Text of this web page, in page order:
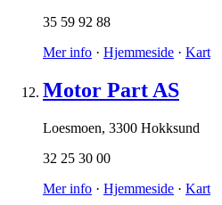
35 59 92 88
Mer info · Hjemmeside · Kart
Motor Part AS
Loesmoen, 3300 Hokksund
32 25 30 00
Mer info · Hjemmeside · Kart